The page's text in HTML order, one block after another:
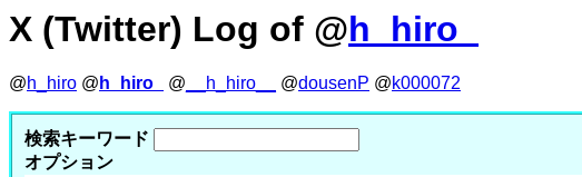
X (Twitter) Log of @h_hiro_
@h_hiro @ h_hiro_ @ __h_hiro__ @dousenP @k000072
検索キーワード
オプション